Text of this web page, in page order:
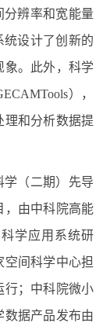
分辨率和宽能量
统设计了创新的
象。此外，科学
），
理和分析数据提
学（二期）先导
，由中科院高能
学应用系统研
间科学中心担
行；中科院微小
数据产品发布由